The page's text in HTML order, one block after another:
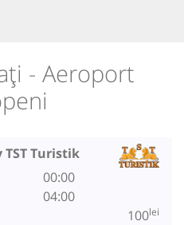
- Aeroport
Turistik
00:00
04:00
100lei